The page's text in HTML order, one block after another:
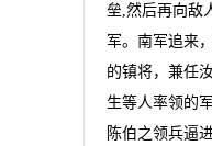
垒,然后再向敌
军。南军追来
的镇将，兼任
生等人率领的
陈伯之领兵逼